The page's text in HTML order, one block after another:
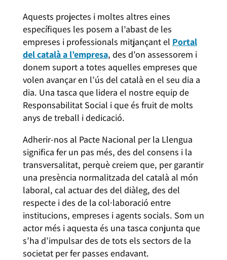
Aquests projectes i moltes altres eines
específiques les posem a l’abast de les
empreses i professionals mitjançant el Portal
del català a l’empresa, des d’on assessorem i
donem suport a totes aquelles empreses que
volen avançar en l’ús del català en el seu dia a
dia. Una tasca que lidera el nostre equip de
Responsabilitat Social i que és fruit de molts
anys de treball i dedicació.
Adherir-nos al Pacte Nacional per la Llengua
significa fer un pas més, des del consens i la
transversalitat, perquè creiem que, per garantir
una presència normalitzada del català al món
laboral, cal actuar des del diàleg, des del
respecte i des de la col·laboració entre
institucions, empreses i agents socials. Som un
actor més i aquesta és una tasca conjunta que
s’ha d’impulsar des de tots els sectors de la
societat per fer passes endavant.